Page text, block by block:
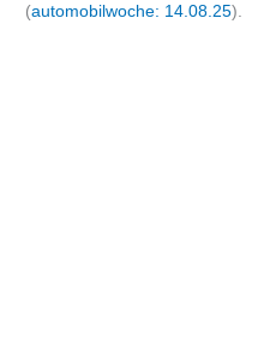
(automobilwoche: 14.08.25).